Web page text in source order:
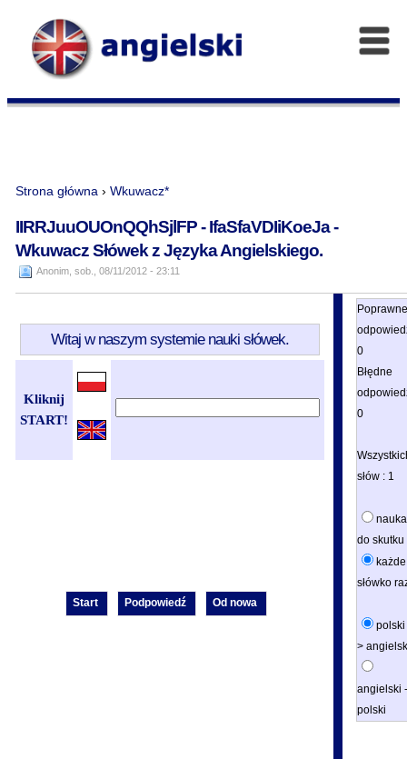
Strona główna› Wkuwacz*
IIRRJuuOUOnQQhSjlFP - IfaSfaVDIiKoeJa -
Wkuwacz Słówek z Języka Angielskiego.
Anonim, sob., 08/11/2012 - 23:11
Witaj w naszym systemie nauki słówek.
Poprawne
0
Błędne
0
słów : 1
nauka
do skutku
każde
słówko
polski
>
angielski
polski
Kliknij
START!